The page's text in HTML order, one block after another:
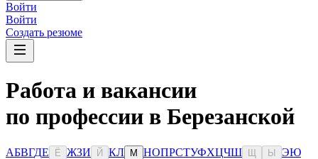
Войти
Войти
Создать резюме
Работа и вакансии
по профессии в Березанской
АБВГДЕ Ё ЖЗИ Й КЛ М НОПРСТУФХЦЧШ Ы ЭЮ